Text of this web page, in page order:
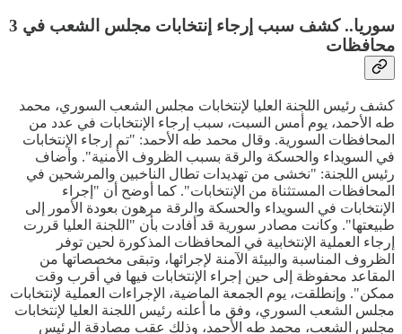
سوريا.. كشف سبب إرجاء إنتخابات مجلس الشعب في 3
محافظات
كشف رئيس اللجنة العليا لإنتخابات مجلس الشعب السوري، محمد
طه الأحمد، يوم أمس السبت، سبب إرجاء الإنتخابات في عدد من
المحافظات السورية. وقال محمد طه الأحمد: "تم إرجاء الإنتخابات
في السويداء والحسكة والرقة بسبب الظروف الأمنية". وأضاف
رئيس اللجنة: "نخشى من تهديدات تطال الناخبين والمرشحين في
المحافظات المستثناة من الإنتخابات". كما أوضح أن "إجراء
الإنتخابات في السويداء والحسكة والرقة مرهون بعودة الأمور إلى
طبيعتها". وكانت مصادر سورية قد أفادت بأن "اللجنة العليا قررت
إرجاء العملية الإنتخابية في المحافظات المذكورة لحين توفر
الظروف المناسبة والبيئة الآمنة لإجرائها، وتبقى مخصصاتها من
المقاعد محفوظة إلى حين إجراء الإنتخابات فيها في أقرب وقت
ممكن". وإنطلقت، يوم الجمعة الماضية، الإجراءات العملية لإنتخابات
مجلس الشعب السوري، وفق ما أعلنه رئيس اللجنة العليا لإنتخابات
مجلس الشعب، محمد طه الأحمد، وذلك عقب مصادقة الرئيس